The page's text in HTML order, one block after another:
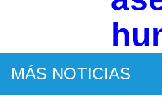
MÁS NOTICIAS